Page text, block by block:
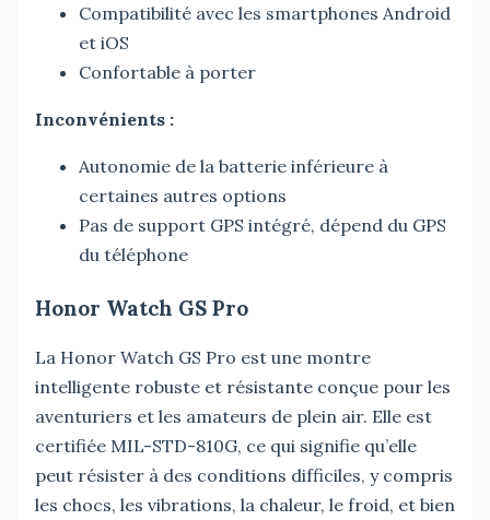
Compatibilité avec les smartphones Android
et iOS
Confortable à porter
Inconvénients :
Autonomie de la batterie inférieure à
certaines autres options
Pas de support GPS intégré, dépend du GPS
du téléphone
Honor Watch GS Pro
La Honor Watch GS Pro est une montre
intelligente robuste et résistante conçue pour les
aventuriers et les amateurs de plein air. Elle est
certifiée MIL-STD-810G, ce qui signifie qu’elle
peut résister à des conditions difficiles, y compris
les chocs, les vibrations, la chaleur, le froid, et bien